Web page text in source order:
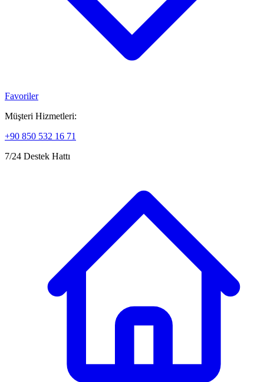
Favoriler
Müşteri Hizmetleri:
+90 850 532 16 71
7/24 Destek Hattı